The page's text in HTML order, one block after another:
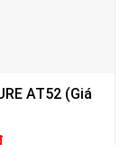
AT52 (Giá
Giá